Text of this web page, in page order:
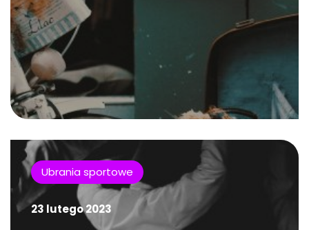
Ubrania sportowe
23 lutego 2023